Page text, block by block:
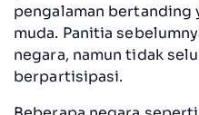
pengalaman
muda. Panitia
negara, namun tidak
berpartisipasi.